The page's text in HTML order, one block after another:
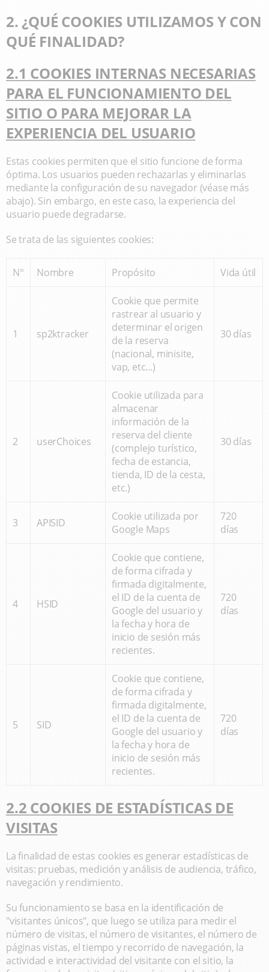
2. ¿QUÉ COOKIES UTILIZAMOS Y CON
QUÉ FINALIDAD?
2.1 COOKIES INTERNAS NECESARIAS
PARA EL FUNCIONAMIENTO DEL
SITIO O PARA MEJORAR LA
EXPERIENCIA DEL USUARIO
Estas cookies permiten que el sitio funcione de forma
óptima. Los usuarios pueden rechazarlas y eliminarlas
mediante la configuración de su navegador (véase más
abajo). Sin embargo, en este caso, la experiencia del
usuario puede degradarse.
Se trata de las siguientes cookies:
N° Nombre Propósito Vida útil
1 sp2ktracker
Cookie que permite
rastrear al usuario y
determinar el origen
de la reserva
(nacional, minisite,
vap, etc...)
30 días
2 userChoices
Cookie utilizada para
almacenar
información de la
reserva del cliente
(complejo turístico,
fecha de estancia,
tienda, ID de la cesta,
etc.)
30 días
3 APISID
Cookie utilizada por
Google Maps
720
días
4 HSID
Cookie que contiene,
de forma cifrada y
firmada digitalmente,
el ID de la cuenta de
Google del usuario y
la fecha y hora de
inicio de sesión más
recientes.
720
días
5 SID
Cookie que contiene,
de forma cifrada y
firmada digitalmente,
el ID de la cuenta de
Google del usuario y
la fecha y hora de
inicio de sesión más
recientes.
720
días
2.2 COOKIES DE ESTADÍSTICAS DE
VISITAS
La finalidad de estas cookies es generar estadísticas de
visitas: pruebas, medición y análisis de audiencia, tráfico,
navegación y rendimiento.
Su funcionamiento se basa en la identificación de
"visitantes únicos", que luego se utiliza para medir el
número de visitas, el número de visitantes, el número de
páginas vistas, el tiempo y recorrido de navegación, la
actividad e interactividad del visitante con el sitio, la